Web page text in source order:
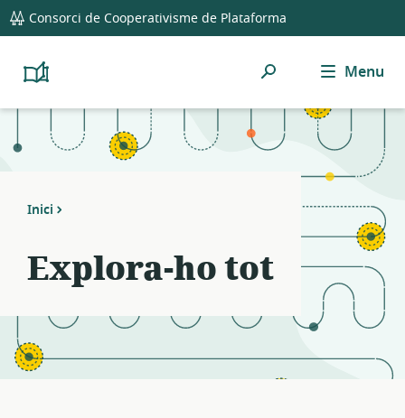
global
navigation
Consorci de Cooperativisme de Plataforma
Platform
Resource
Cerca Menu
Inici
Explora-ho tot
Notifications
21
filters
Resource